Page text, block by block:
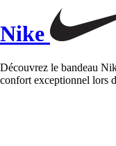
Nike
Découvrez le bandeau
confort exceptionnel lors